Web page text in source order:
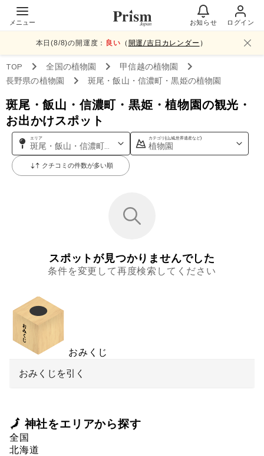
メニュー お知らせ ログイン
本日(8/8)の開運度： 良い （ 開運/吉日カレンダー ）
TOP 全国の植物園 甲信越の植物園
長野県の植物園 斑尾・飯山・信濃町・黒姫の植物園
斑尾・飯山・信濃町・黒姫・植物園の観光・
お出かけスポット
エリア
斑尾・飯山・信濃町・黒姫
カテゴリ(山,城,世界遺産など)
植物園
クチコミの件数が多い順
スポットが見つかりませんでした
条件を変更して再度検索してください
おみくじ
おみくじを引く
🗾 神社をエリアから探す
全国
北海道